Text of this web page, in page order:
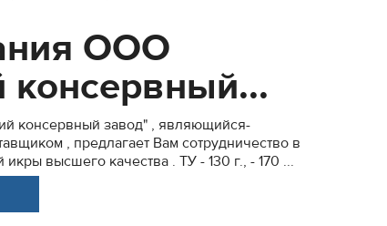
ООО
консервный­­­­­­­...
консервный­­­­­­­ завод" , являющийся­­
, предлагает­­­­­­­ Вам сотрудниче­­­­­­­ство­ в
высшего качества . ТУ - 130 г., - 170 ...